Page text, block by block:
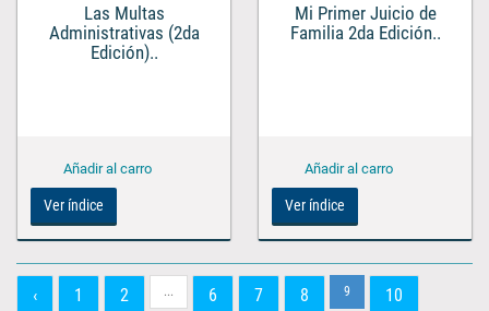
Las Multas
Administrativas (2da
Edición)..
Ver índice
Mi Primer Juicio de
Familia 2da Edición..
Ver índice
‹ 1 2 ... 6 7 8 9
10